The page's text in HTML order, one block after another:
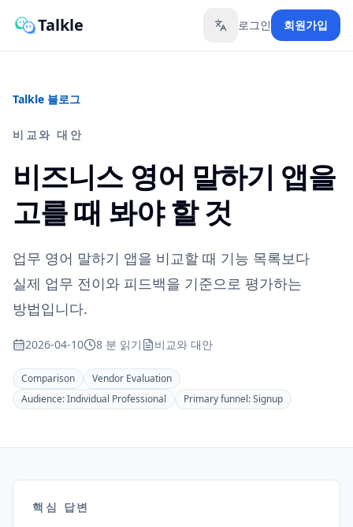
Talkle Toggle language
로그인 회원가입
Talkle 블로그
비교와 대안
비즈니스 영어 말하기 앱을
고를 때 봐야 할 것
업무 영어 말하기 앱을 비교할 때 기능 목록보다
실제 업무 전이와 피드백을 기준으로 평가하는
방법입니다.
2026-04-10 8 분 읽기 비교와 대안
Comparison
Vendor Evaluation
Audience:Individual Professional Primary funnel:Signup
핵심 답변